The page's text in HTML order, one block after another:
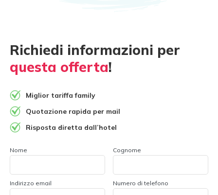
Richiedi informazioni per
questa offerta!
Miglior tariffa family
Quotazione rapida per mail
Risposta diretta dall’hotel
Nome Cognome
Indirizzo email Numero di telefono